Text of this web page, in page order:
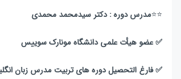
⭐️⭐️مدرس دوره : دکتر سیدمحمد محمدی
✅ عضو هیأت علمی دانشگاه مونارک سوییس
✅ فارغ التحصیل دوره های تربیت مدرس زبان